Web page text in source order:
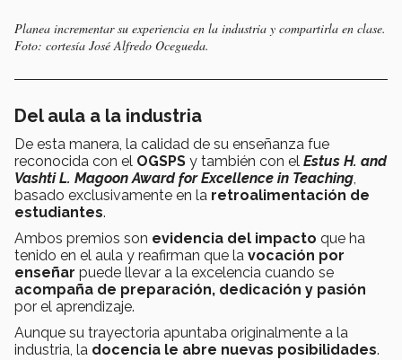
Planea incrementar su experiencia en la industria y compartirla en clase.
Foto: cortesía José Alfredo Ocegueda.
Del aula a la industria
De esta manera, la calidad de su enseñanza fue
reconocida con el OGSPS y también con el Estus H. and
Vashti L. Magoon Award for Excellence in Teaching
basado exclusivamente en la retroalimentación de
estudiantes.
Ambos premios son evidencia del impacto que ha
tenido en el aula y reafirman que la vocación por
enseñar puede llevar a la excelencia cuando se
acompaña de preparación, dedicación y pasión
por el aprendizaje.
Aunque su trayectoria apuntaba originalmente a la
industria, la docencia le abre nuevas posibilidades.